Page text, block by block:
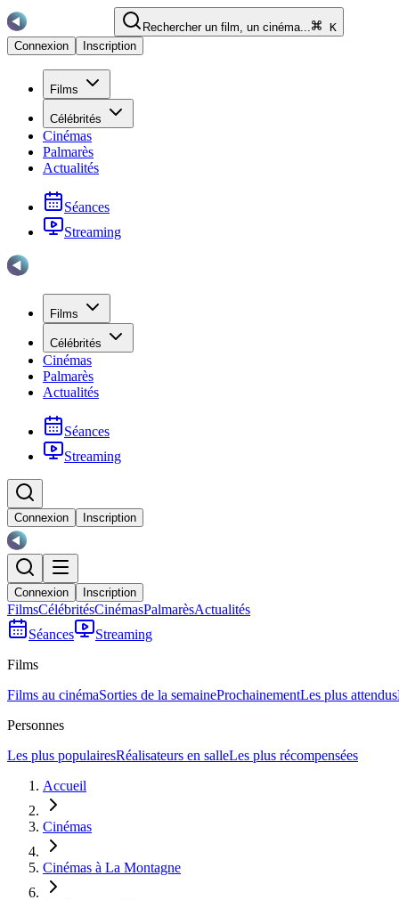
Rechercher un film, un cinéma...
K
Connexion
Inscription
Films
Célébrités
Cinémas
Palmarès
Actualités
Séances
Streaming
Films
Célébrités
Cinémas
Palmarès
Actualités
Séances
Streaming
Connexion Inscription
Connexion Inscription
FilmsCélébritésCinémasPalmarèsActualités
Séances
Streaming
Films
Films au cinémaSorties de la semaineProchainementLes plus attendus
Personnes
Les plus populairesRéalisateurs en salleLes plus récompensées
Accueil
Cinémas
Cinémas à La Montagne